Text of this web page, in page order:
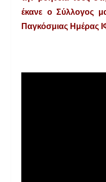
έκανε ο Σύλλογος
Παγκόσμιας Ημέρας